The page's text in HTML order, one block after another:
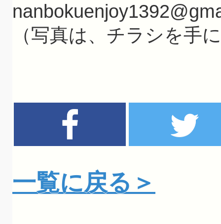
（写真は、チラシを手
一覧に戻る＞